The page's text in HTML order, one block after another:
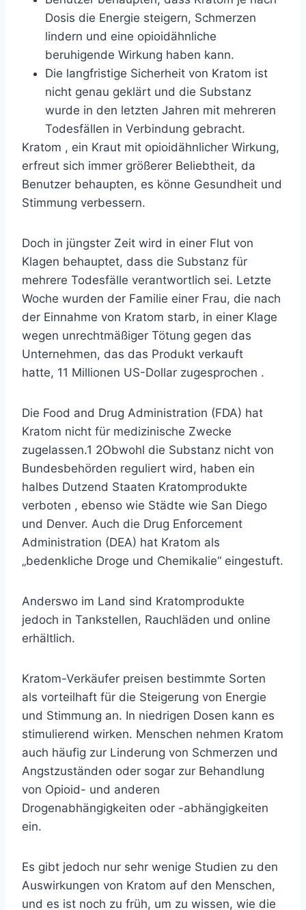
Dosis die Energie steigern, Schmerzen
lindern und eine opioidähnliche
beruhigende Wirkung haben kann.
Die langfristige Sicherheit von Kratom ist
nicht genau geklärt und die Substanz
wurde in den letzten Jahren mit mehreren
Todesfällen in Verbindung gebracht.
Kratom , ein Kraut mit opioidähnlicher Wirkung,
erfreut sich immer größerer Beliebtheit, da
Benutzer behaupten, es könne Gesundheit und
Stimmung verbessern.
Doch in jüngster Zeit wird in einer Flut von
Klagen behauptet, dass die Substanz für
mehrere Todesfälle verantwortlich sei. Letzte
Woche wurden der Familie einer Frau, die nach
der Einnahme von Kratom starb, in einer Klage
wegen unrechtmäßiger Tötung gegen das
Unternehmen, das das Produkt verkauft
hatte, 11 Millionen US-Dollar zugesprochen .
Die Food and Drug Administration (FDA) hat
Kratom nicht für medizinische Zwecke
zugelassen.1 2Obwohl die Substanz nicht von
Bundesbehörden reguliert wird, haben ein
halbes Dutzend Staaten Kratomprodukte
verboten , ebenso wie Städte wie San Diego
und Denver. Auch die Drug Enforcement
Administration (DEA) hat Kratom als
„bedenkliche Droge und Chemikalie“ eingestuft.
Anderswo im Land sind Kratomprodukte
jedoch in Tankstellen, Rauchläden und online
erhältlich.
Kratom-Verkäufer preisen bestimmte Sorten
als vorteilhaft für die Steigerung von Energie
und Stimmung an. In niedrigen Dosen kann es
stimulierend wirken. Menschen nehmen Kratom
auch häufig zur Linderung von Schmerzen und
Angstzuständen oder sogar zur Behandlung
von Opioid- und anderen
Drogenabhängigkeiten oder -abhängigkeiten
ein.
Es gibt jedoch nur sehr wenige Studien zu den
Auswirkungen von Kratom auf den Menschen,
und es ist noch zu früh, um zu wissen, wie die